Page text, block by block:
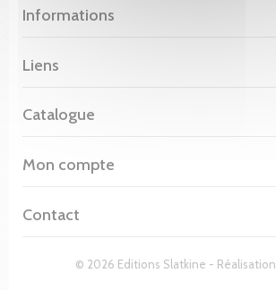
Informations
© 2026 Editions Slatkine - Réalisation
Liens
Catalogue
Mon compte
Contact